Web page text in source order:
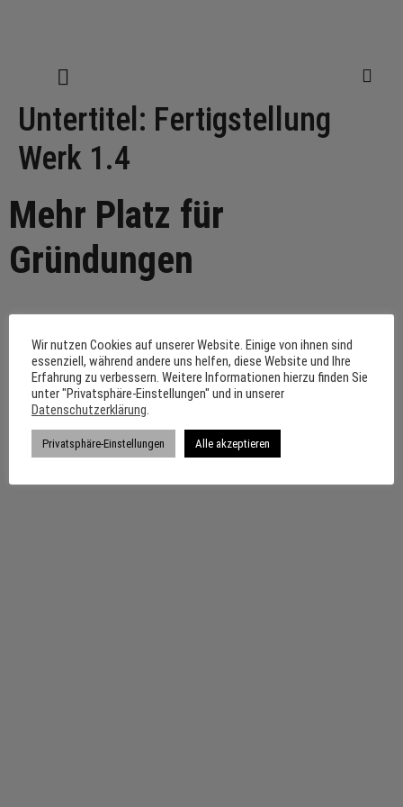
Untertitel: Fertigstellung
Werk 1.4
Mehr Platz für
Gründungen
Im April konnte nach rund zweijähriger Bauzeit erneut ein
Gebäude im Münchner Werksviertel zur Nutzung übergeben
werden.
Impressum Datenschutzerklärung
Wir nutzen Cookies auf unserer Website. Einige von ihnen sind
essenziell, während andere uns helfen, diese Website und Ihre
Erfahrung zu verbessern. Weitere Informationen hierzu finden Sie
unter "Privatsphäre-Einstellungen" und in unserer
Datenschutzerklärung
Privatsphäre-Einstellungen Alle akzeptieren